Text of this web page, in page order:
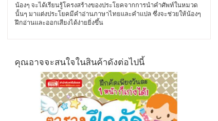
น้องๆ จะได้เรียนรู้โครงสร้างของประโยคจากการนำคำศัพท์ในหมวด
นั้นๆ มาแต่งประโยคมีคำอ่านภาษาไทยและคำแปล ซึ่งจะช่วยให้น้องๆ
ฝึกอ่านและออกเสียงได้ง่ายยิ่งขึ้น
คุณอาจจะสนใจในสินค้าดังต่อไปนี้